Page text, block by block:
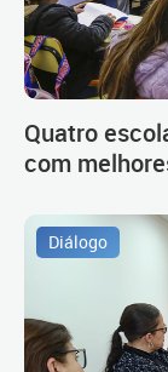
Quatro
com
Diálogo